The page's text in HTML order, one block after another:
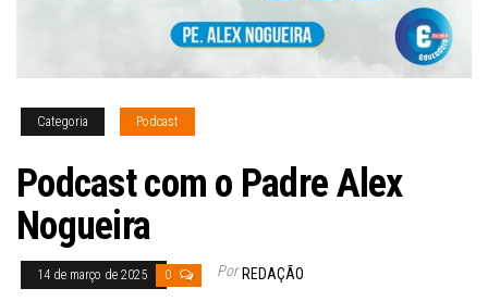
Categoria Podcast
Podcast com o Padre Alex
Nogueira
14 de março de 2025 0 Por REDAÇÃO